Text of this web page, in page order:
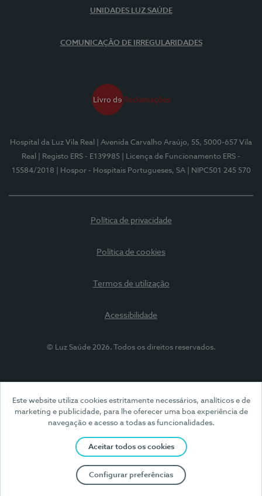
Este website utiliza cookies estritamente necessários, analíticos e de
marketing e publicidade, para lhe oferecer uma boa experiência de
navegação e acesso a todas as funcionalidades.
Aceitar todos os cookies
Configurar preferências
UNIDADES LUZ SAÚDE
COMUNICAÇÃO DE IRREGULARIDADES
Hospital da Luz Vila Real
| Avenida Carvalho Araújo, 55, 5000-657 Vila
Real
| Registo ERS - E139985
| Licença de Funcionamento ERS -
15584/2018
| Hospor - Hospitais Portugueses, SA | NIPC501 245 570
Política de privacidade
Política de cookies
Termos de utilização
Acessibilidade
© Luz Saúde 2026. Todos os direitos reservados.